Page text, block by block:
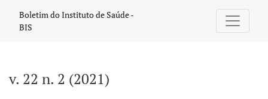
v. 22 n. 2 (2021): Sexualidade, Gênero e Saúde Sexual e
Boletim do Instituto de Saúde -
BIS
v. 22 n. 2 (2021)